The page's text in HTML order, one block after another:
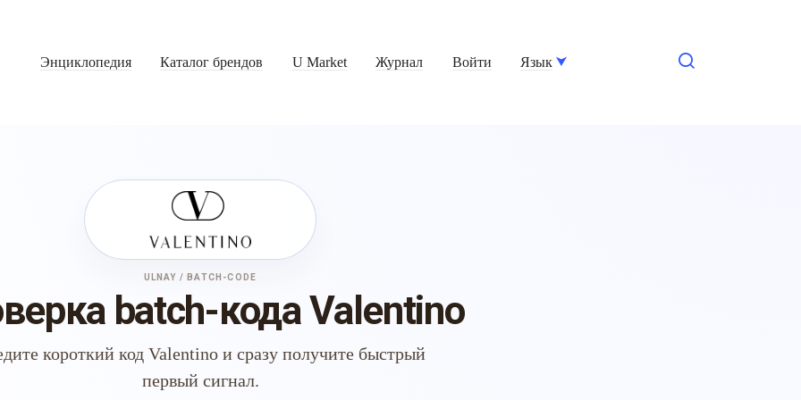
Энциклопедия Каталог брендов U Market Журнал Войти Язык
ULNAY / BATCH-CODE
batch-кода Valentino
короткий код Valentino и сразу получите быстрый
первый сигнал.